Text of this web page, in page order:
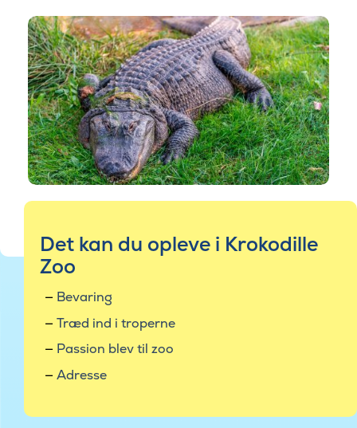
Det kan du opleve i Krokodille
Zoo
Bevaring
Træd ind i troperne
Passion blev til zoo
Adresse